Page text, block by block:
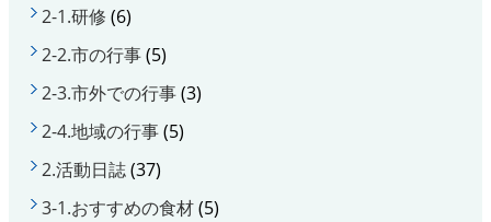
2-1.研修 (6)
2-2.市の行事(5)
2-3.市外での行事(3)
2-4.地域の行事(5)
2.活動日誌(37)
3-1.おすすめの食材(5)